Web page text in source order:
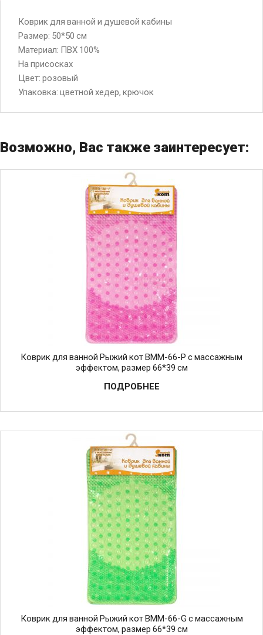
Коврик для ванной и душевой кабины
Размер: 50*50 см
Материал: ПВХ 100%
На присосках
Цвет: розовый
Упаковка: цветной хедер, крючок
Возможно, Вас также заинтересует:
Коврик для ванной Рыжий кот BMM-66-P с массажным
эффектом, размер 66*39 см
ПОДРОБНЕЕ
Коврик для ванной Рыжий кот BMM-66-G с массажным
эффектом, размер 66*39 см